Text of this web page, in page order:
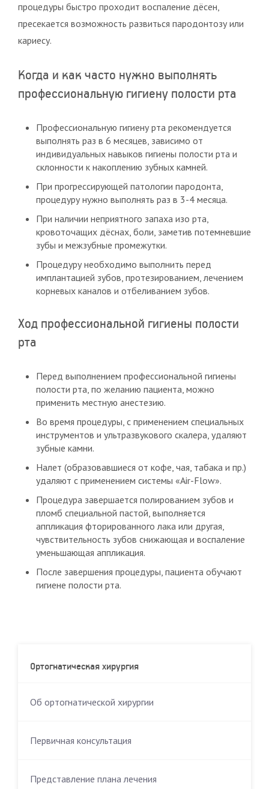
процедуры быстро проходит воспаление дёсен,
пресекается возможность развиться пародонтозу или
кариесу.
Когда и как часто нужно выполнять
профессиональную гигиену полости рта
Профессиональную гигиену рта рекомендуется
выполнять раз в 6 месяцев, зависимо от
индивидуальных навыков гигиены полости рта и
склонности к накоплению зубных камней.
При прогрессирующей патологии пародонта,
процедуру нужно выполнять раз в 3-4 месяца.
При наличии неприятного запаха изо рта,
кровоточащих дёснах, боли, заметив потемневшие
зубы и межзубные промежутки.
Процедуру необходимо выполнить перед
имплантацией зубов, протезированием, лечением
корневых каналов и отбеливанием зубов.
Ход профессиональной гигиены полости
рта
Перед выполнением профессиональной гигиены
полости рта, по желанию пациента, можно
применить местную анестезию.
Во время процедуры, с применением специальных
инструментов и ультразвукового скалера, удаляют
зубные камни.
Налет (образовавшиеся от кофе, чая, табака и пр.)
удаляют с применением системы «Air-Flow».
Процедура завершается полированием зубов и
пломб специальной пастой, выполняется
аппликация фторированного лака или другая,
чувствительность зубов снижающая и воспаление
уменьшающая аппликация.
После завершения процедуры, пациента обучают
гигиене полости рта.
Ортогнатическая хирургия
Об ортогнатической хирургии
Первичная консультация
Представление плана лечения